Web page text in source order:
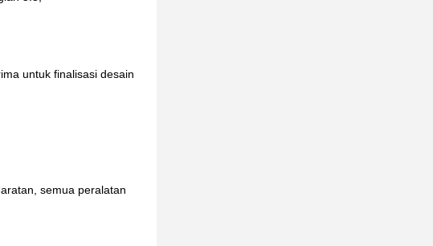
untuk finalisasi desain
semua peralatan